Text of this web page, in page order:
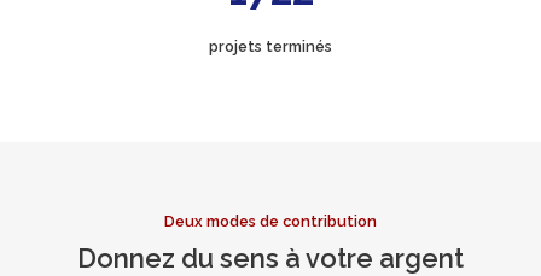
projets terminés
Deux modes de contribution
Donnez du sens à votre argent